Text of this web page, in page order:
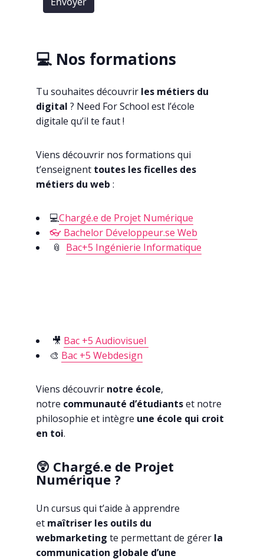
💻 Nos formations
Tu souhaites découvrir les métiers du
digital ? Need For School est l’école
digitale qu’il te faut !
Viens découvrir nos formations qui
t’enseignent toutes les ficelles des
métiers du web :
💻Chargé.e de Projet Numérique
👓 Bachelor Développeur.se Web
📎 Bac+5 Ingénierie Informatique
🎥 Bac +5 Audiovisuel
🎨 Bac +5 Webdesign
Viens découvrir notre école,
notre communauté d’étudiantset notre
philosophie et intègre une école qui croit
en toi.
😲 Chargé.e de Projet
Numérique ?
Un cursus qui t’aide à apprendre
et maîtriser les outils du
webmarketing te permettant de gérer la
communication globale d’une